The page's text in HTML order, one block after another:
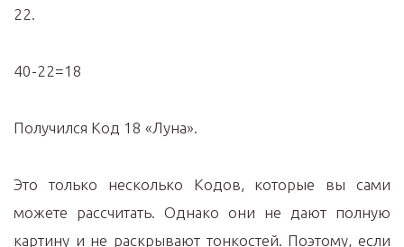
22.
40-22=18
Получился Код 18 «Луна».
Это только несколько Кодов, которые вы сами
можете рассчитать. Однако они не дают полную
картину и не раскрывают тонкостей. Поэтому, если